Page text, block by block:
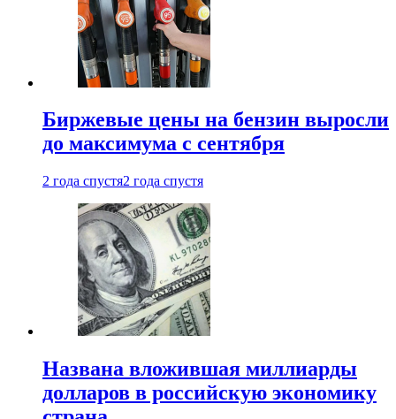
Биржевые цены на бензин выросли
до максимума с сентября
2 года спустя2 года спустя
Названа вложившая миллиарды
долларов в российскую экономику